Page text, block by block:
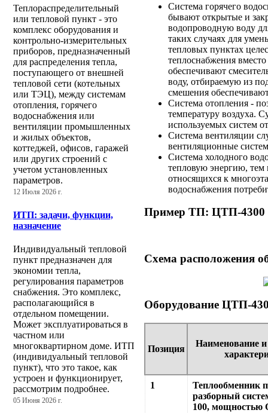
Теплораспределительный
или тепловой пункт - это
комплекс оборудования и
контрольно-измерительных
приборов, предназначенный
для распределения тепла,
поступающего от внешней
тепловой сети (котельных
или ТЭЦ), между системам
отопления, горячего
водоснабжения или
вентиляции промышленных
и жилых объектов,
коттеджей, офисов, гаражей
или других строений с
учетом установленных
параметров.
12 Июля 2026 г.
ИТП: задачи, функции,
назначение
Индивидуальный тепловой
пункт предназначен для
экономии тепла,
регулирования параметров
снабжения. Это комплекс,
располагающийся в
отдельном помещении.
Может эксплуатироваться в
частном или
многоквартирном доме. ИТП
(индивидуальный тепловой
пункт), что это такое, как
устроен и функционирует,
рассмотрим подробнее.
05 Июня 2026 г.
Система горячего
бывают открытые и
водопроводную воду
таких случаях для
тепловых пунктах
теплоснабжения
обеспечивают
воду, отбираемую из
смешения
Система отопления -
температуру воздуха.
используемых систем
Система вентиляции
вентиляционные
Система холодного
тепловую энергию, тем
относящихся к
водоснабжения
Пример ТП: ЦТП-4300
Схема расположения
Оборудование ЦТП-
Позиция
Наименование и
1
Теплообменник
разборный
100, мощностью